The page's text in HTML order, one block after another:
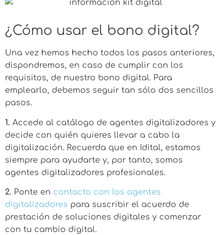
¿Cómo usar el bono digital?
Una vez hemos hecho todos los pasos anteriores,
dispondremos, en caso de cumplir con los
requisitos, de nuestro bono digital. Para
emplearlo, debemos seguir tan sólo dos sencillos
pasos.
1. Accede al catálogo de agentes digitalizadores y
decide con quién quieres llevar a cabo la
digitalización. Recuerda que en Idital, estamos
siempre para ayudarte y, por tanto, somos
agentes digitalizadores profesionales.
2. Ponte en contacto con los agentes
digitalizadores para suscribir el acuerdo de
prestación de soluciones digitales y comenzar
con tu cambio digital.